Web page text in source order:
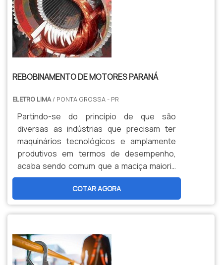
REBOBINAMENTO DE MOTORES PARANÁ
ELETRO LIMA/ PONTA GROSSA - PR
Partindo-se do princípio de que são
diversas as indústrias que precisam ter
maquinários tecnológicos e amplamente
produtivos em termos de desempenho,
acaba sendo comum que a maciça maioria
delas demande o uso de motores elétricos.
Aliás, é justamente neste situação que
surge a – alta – seriedade do método de
rebobinamento de motores.O SERVIÇO
MOTORESNo que consiste o procedimento
de rebobinamento de motores P...
COTAR AGORA